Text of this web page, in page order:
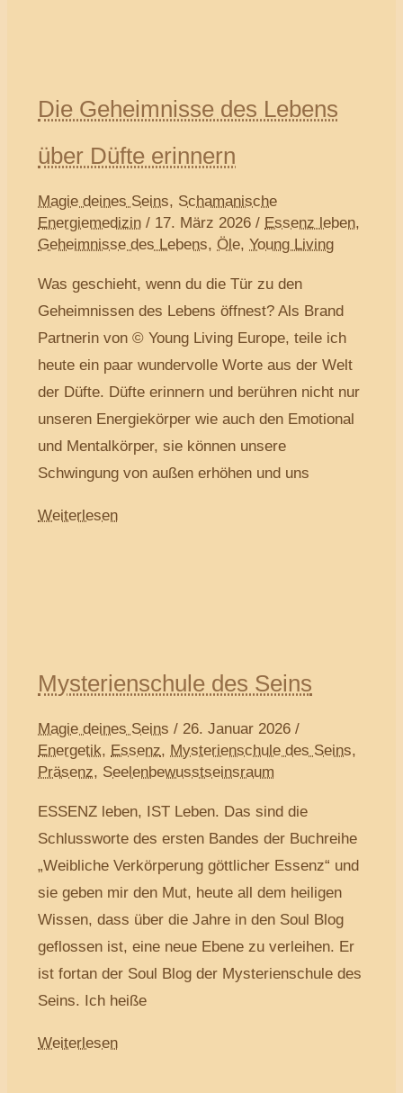
Die Geheimnisse des Lebens
über Düfte erinnern
Magie deines Seins, Schamanische
Energiemedizin / 17. März 2026/ Essenz leben,
Geheimnisse des Lebens, Öle,Young Living
Was geschieht, wenn du die Tür zu den
Geheimnissen des Lebens öffnest? Als Brand
Partnerin von © Young Living Europe, teile ich
heute ein paar wundervolle Worte aus der Welt
der Düfte. Düfte erinnern und berühren nicht nur
unseren Energiekörper wie auch den Emotional
und Mentalkörper, sie können unsere
Schwingung von außen erhöhen und uns
Weiterlesen
Mysterienschule des Seins
Magie deines Seins / 26. Januar 2026/
Energetik, Essenz, Mysterienschule des Seins,
Präsenz, Seelenbewusstseinsraum
ESSENZ leben, IST Leben. Das sind die
Schlussworte des ersten Bandes der Buchreihe
„Weibliche Verkörperung göttlicher Essenz“ und
sie geben mir den Mut, heute all dem heiligen
Wissen, dass über die Jahre in den Soul Blog
geflossen ist, eine neue Ebene zu verleihen. Er
ist fortan der Soul Blog der Mysterienschule des
Seins. Ich heiße
Weiterlesen